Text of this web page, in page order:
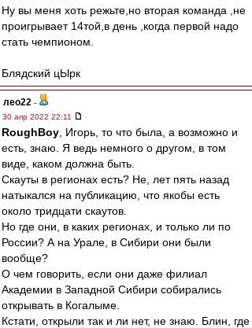
Ну вы меня хоть режьте,но вторая команда ,не
проигрывает 14той,в день ,когда первой надо
стать чемпионом.
Блядский цЫрк
лео22 -
30 апр 2022 22:11
RoughBoy , Игорь, то что была, а возможно и
есть, знаю. Я ведь немного о другом, в том
виде, каком должна быть.
Скауты в регионах есть? Не, лет пять назад
натыкался на публикацию, что якобы есть
около тридцати скаутов.
Но где они, в каких регионах, и только ли по
России? А на Урале, в Сибири они были
вообще?
О чем говорить, если они даже филиал
Академии в Западной Сибири собирались
открывать в Когалыме.
Кстати, открыли так и ли нет, не знаю. Блин, где